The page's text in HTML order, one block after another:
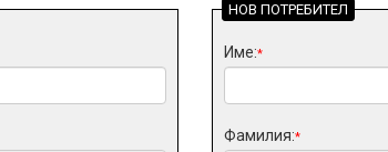
НОВ ПОТРЕБИТЕЛ
Име:*
Фамилия:*